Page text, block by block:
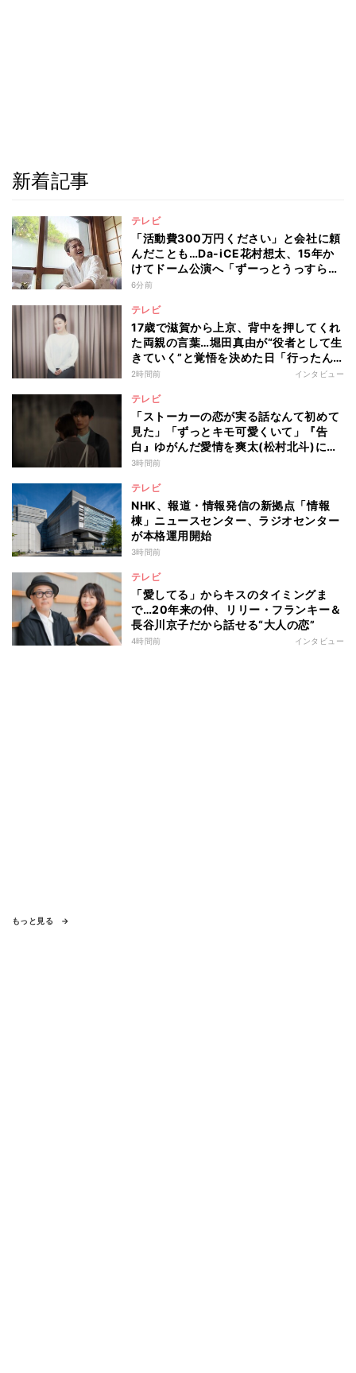
新着記事
テレビ
「活動費300万円ください」と会社に頼
んだことも…Da-iCE花村想太、15年か
けてドーム公演へ「ずーっとうっすらや
けど右肩上がり続けられていた」
6分前
テレビ
17歳で滋賀から上京、背中を押してくれ
た両親の言葉…堀田真由が“役者として生
きていく”と覚悟を決めた日「行ったん
やったら、もう帰られへんな」
2時間前 インタビュー
テレビ
「ストーカーの恋が実る話なんて初めて
見た」「ずっとキモ可愛くいて」『告
白』ゆがんだ愛情を爽太(松村北斗)に向
ける視聴者の声
3時間前
テレビ
NHK、報道・情報発信の新拠点「情報
棟」ニュースセンター、ラジオセンター
が本格運用開始
3時間前
テレビ
「愛してる」からキスのタイミングま
で…20年来の仲、リリー・フランキー＆
長谷川京子だから話せる“大人の恋”
4時間前 インタビュー
もっと見る